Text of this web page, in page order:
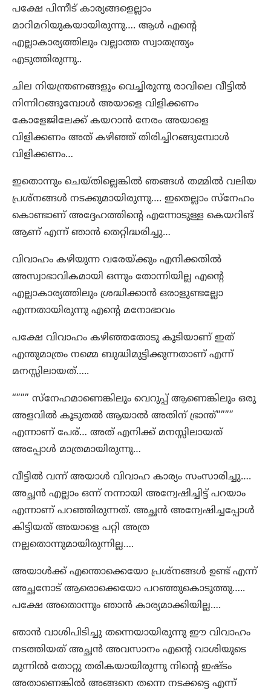
പക്ഷേ പിന്നീട് കാര്യങ്ങളെല്ലാം
മാറിമറിയുകയായിരുന്നു…. ആൾ എന്റെ
എല്ലാകാര്യത്തിലും വല്ലാത്ത സ്വാതന്ത്ര്യം
എടുത്തിരുന്നു..
ചില നിയന്ത്രണങ്ങളും വെച്ചിരുന്നു രാവിലെ വീട്ടിൽ
നിന്നിറങ്ങുമ്പോൾ അയാളെ വിളിക്കണം
കോളേജിലേക്ക് കയറാൻ നേരം അയാളെ
വിളിക്കണം അത് കഴിഞ്ഞ് തിരിച്ചിറങ്ങുമ്പോൾ
വിളിക്കണം…
ഇതൊന്നും ചെയ്തില്ലെങ്കിൽ ഞങ്ങൾ തമ്മിൽ വലിയ
പ്രശ്നങ്ങൾ നടക്കുമായിരുന്നു…. ഇതെല്ലാം സ്നേഹം
കൊണ്ടാണ് അദ്ദേഹത്തിന്റെ എന്നോടുള്ള കെയറിങ്
ആണ് എന്ന് ഞാൻ തെറ്റിദ്ധരിച്ചു…
വിവാഹം കഴിയുന്ന വരേയ്ക്കും എനിക്കതിൽ
അസ്വാഭാവികമായി ഒന്നും തോന്നിയില്ല എന്റെ
എല്ലാകാര്യത്തിലും ശ്രദ്ധിക്കാൻ ഒരാളുണ്ടല്ലോ
എന്നതായിരുന്നു എന്റെ മനോഭാവം
പക്ഷേ വിവാഹം കഴിഞ്ഞതോടു കൂടിയാണ് ഇത്
എന്തുമാത്രം നമ്മെ ബുദ്ധിമുട്ടിക്കുന്നതാണ് എന്ന്
മനസ്സിലായത്…..
“””” സ്നേഹമാണെങ്കിലും വെറുപ്പ് ആണെങ്കിലും ഒരു
അളവിൽ കൂടുതൽ ആയാൽ അതിന് ഭ്രാന്ത്””””
എന്നാണ് പേര്… അത് എനിക്ക് മനസ്സിലായത്
അപ്പോൾ മാത്രമായിരുന്നു…
വീട്ടിൽ വന്ന് അയാൾ വിവാഹ കാര്യം സംസാരിച്ചു….
അച്ഛൻ എല്ലാം ഒന്ന് നന്നായി അന്വേഷിച്ചിട്ട് പറയാം
എന്നാണ് പറഞ്ഞിരുന്നത്. അച്ഛൻ അന്വേഷിച്ചപ്പോൾ
കിട്ടിയത് അയാളെ പറ്റി അത്ര
നല്ലതൊന്നുമായിരുന്നില്ല….
അയാൾക്ക് എന്തൊക്കെയോ പ്രശ്നങ്ങൾ ഉണ്ട് എന്ന്
അച്ഛനോട് ആരൊക്കെയോ പറഞ്ഞുകൊടുത്തു…..
പക്ഷേ അതൊന്നും ഞാൻ കാര്യമാക്കിയില്ല….
ഞാൻ വാശിപിടിച്ചു തന്നെയായിരുന്നു ഈ വിവാഹം
നടത്തിയത് അച്ഛൻ അവസാനം എന്റെ വാശിയുടെ
മുന്നിൽ തോറ്റു തരികയായിരുന്നു നിന്റെ ഇഷ്ടം
അതാണെങ്കിൽ അങ്ങനെ തന്നെ നടക്കട്ടെ എന്ന്